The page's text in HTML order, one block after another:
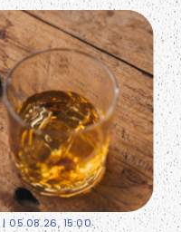
| 05.08.26, 15:00